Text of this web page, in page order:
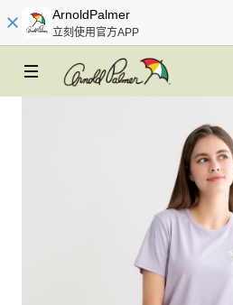
ArnoldPalmer
立刻使用官方APP